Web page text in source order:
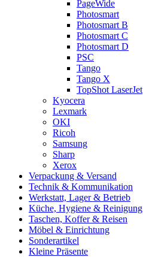
PageWide
Photosmart
Photosmart B
Photosmart C
Photosmart D
PSC
Tango
Tango X
TopShot LaserJet
Kyocera
Lexmark
OKI
Ricoh
Samsung
Sharp
Xerox
Verpackung & Versand
Technik & Kommunikation
Werkstatt, Lager & Betrieb
Küche, Hygiene & Reinigung
Taschen, Koffer & Reisen
Möbel & Einrichtung
Sonderartikel
Kleine Präsente